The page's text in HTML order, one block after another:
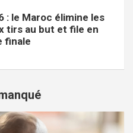
: le Maroc élimine les
tirs au but et file en
finale